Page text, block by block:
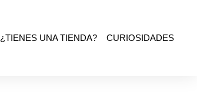
¿TIENES UNA TIENDA? CURIOSIDADES